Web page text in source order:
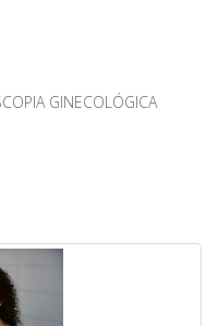
GINECOLÓGICA